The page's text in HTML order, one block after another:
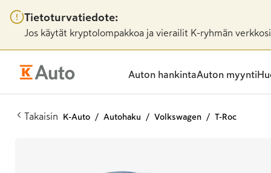
Tietoturvatiedote:
Jos käytät kryptolompakkoa ja vierailit K-ryhmän
Auton hankintaAuton myynti
Takaisin K-Auto Autohaku Volkswagen T-Roc